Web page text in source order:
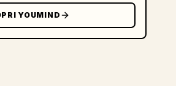
YOUMIND